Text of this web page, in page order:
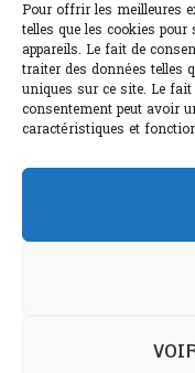
Pour offrir les meilleures
telles que les cookies
appareils. Le fait de
traiter des données telles
uniques sur ce site. Le
consentement peut avoir
caractéristiques et
Sélection de rosés 2026
L'abus d'alcool
humain et 0% IA de